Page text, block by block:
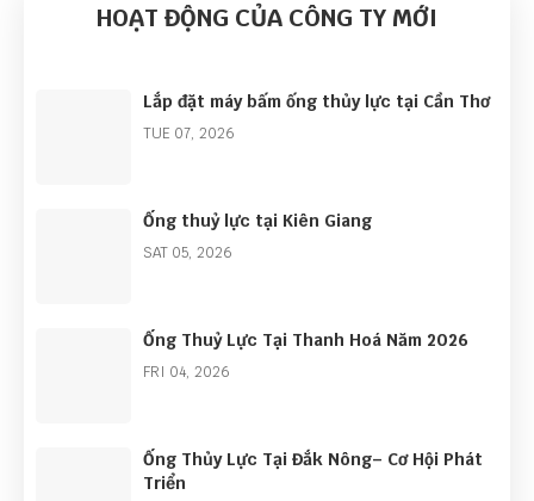
HOẠT ĐỘNG CỦA CÔNG TY MỚI
Lắp đặt máy bấm ống thủy lực tại Cần Thơ
TUE 07, 2026
Ống thuỷ lực tại Kiên Giang
SAT 05, 2026
Ống Thuỷ Lực Tại Thanh Hoá Năm 2026
FRI 04, 2026
Ống Thủy Lực Tại Đắk Nông– Cơ Hội Phát
Triển